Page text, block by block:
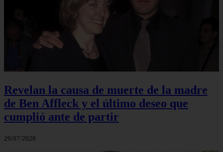
Revelan la causa de muerte de la madre
de Ben Affleck y el último deseo que
cumplió ante de partir
29/07/2026